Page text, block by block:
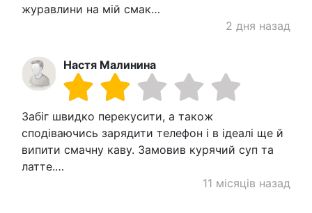
журавлини на мій смак…
2 дня назад
Настя Малинина
Забіг швидко перекусити, а також
сподіваючись зарядити телефон і в ідеалі ще й
випити смачну каву. Замовив курячий суп та
латте.…
11 місяців назад